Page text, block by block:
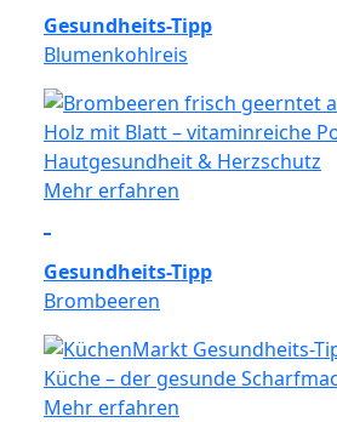
Gesundheits-Tipp
Blumenkohlreis
Mehr erfahren
Gesundheits-Tipp
Brombeeren
Mehr erfahren